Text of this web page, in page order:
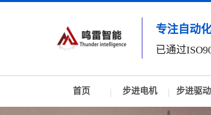
专注自动
已通过
首页 步进电机 步进驱